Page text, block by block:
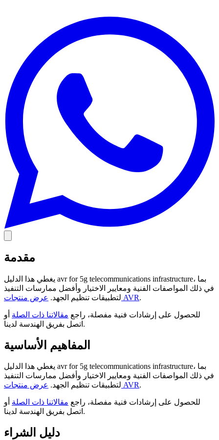
مقدمة
يغطي هذا الدليل avr for 5g telecommunications infrastructure، بما
في ذلك المواصفات الفنية ومعايير الاختيار وأفضل ممارسات التنفيذ
لتطبيقات تنظيم الجهد. عرض منتجات AVR.
للحصول على إرشادات فنية مفصلة، راجع مقالاتنا ذات الصلة أو
اتصل بفريق الهندسة لدينا.
المفاهيم الأساسية
يغطي هذا الدليل avr for 5g telecommunications infrastructure، بما
في ذلك المواصفات الفنية ومعايير الاختيار وأفضل ممارسات التنفيذ
لتطبيقات تنظيم الجهد. عرض منتجات AVR.
للحصول على إرشادات فنية مفصلة، راجع مقالاتنا ذات الصلة أو
اتصل بفريق الهندسة لدينا.
دليل الشراء